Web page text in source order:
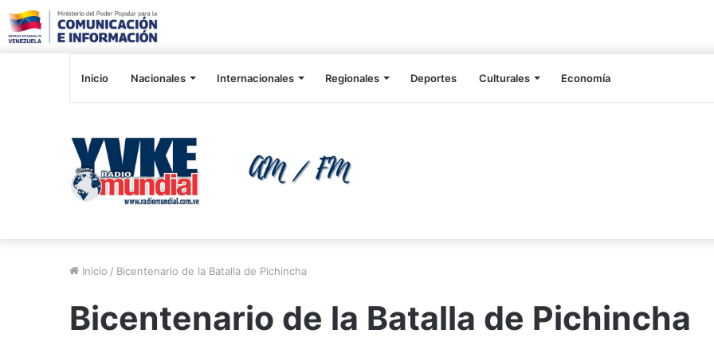
Inicio Nacionales Internacionales Regionales Deportes Culturales Economía
Inicio / Bicentenario de la Batalla de Pichincha
Bicentenario de la Batalla de Pichincha